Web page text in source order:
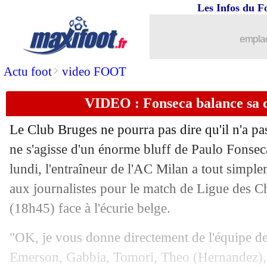
Actu foot> video FOOT
Les Infos du
VIDEO : Fonseca balance sa
Le Club Bruges ne pourra pas dire qu'il n'a
ne s'agisse d'un énorme bluff de Paulo
lundi, l'entraîneur de l'AC Milan a tout
aux journalistes pour le match de Ligue des
(18h45) face à l'écurie belge.
"OK, je vous donne directement de l'équipe
Emerson, Gabbia, Tomori, Theo
: chants homophobes, le club
22/10 Newcastle: Gordon a bien prolongé
22/10 PSG: les attentes de Riolo pour le
22/10 Brest: le secret de la réussite de
22/10 Montpellier : Gasset, c'est fait
22/10 LdC: Monaco-Etoile Rouge, les
22/10 Lille : Genesio tenté par l'Espagne